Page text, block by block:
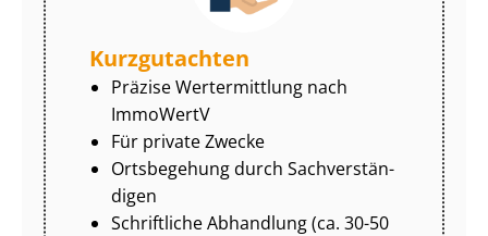
Kurzgutachten
Präzise Wertermittlung nach
ImmoWertV
Für private Zwecke
Ortsbegehung durch Sach­ver­stän­
di­gen
Schriftliche Abhandlung (ca. 30-50